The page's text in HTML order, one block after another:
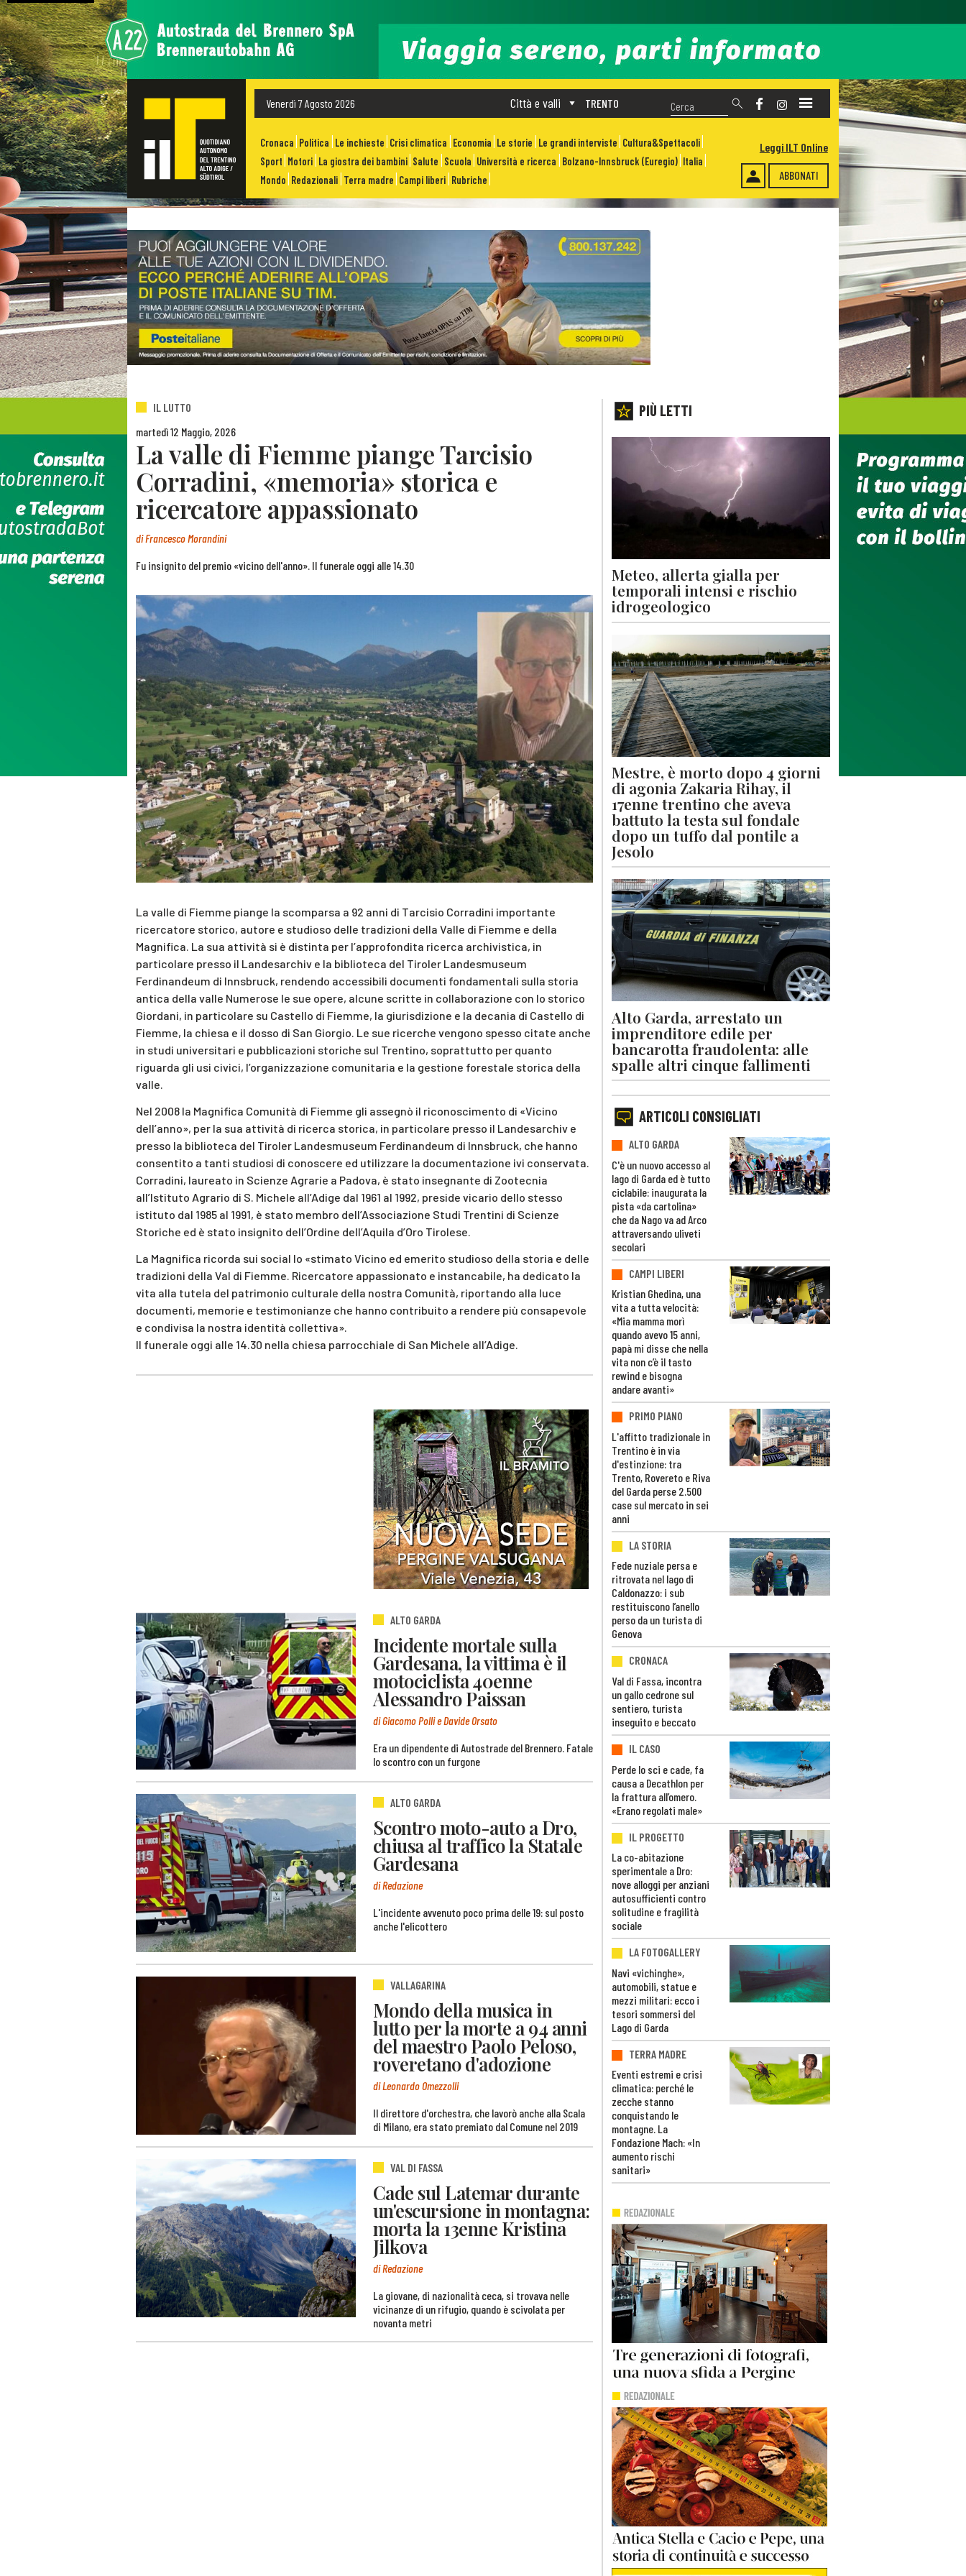
Venerdì 7 Agosto 2026 TRENTO
Città e valli
Cronaca Politica Le inchieste Crisi climatica Economia Le storie Le grandi interviste Cultura&Spettacoli
Sport Motori La giostra dei bambini Salute Scuola Università e ricerca Bolzano-Innsbruck (Euregio) Italia
Mondo Redazionali Terra madre Campi liberi Rubriche ABBONATI
Leggi ILT Online
IL LUTTO
martedì 12 Maggio, 2026
La valle di Fiemme piange Tarcisio
Corradini, «memoria» storica e
ricercatore appassionato
diFrancesco Morandini
Fu insignito del premio «vicino dell'anno». Il funerale oggi alle 14.30
La valle di Fiemme piange la scomparsa a 92 anni di Tarcisio Corradini importante
ricercatore storico, autore e studioso delle tradizioni della Valle di Fiemme e della
Magnifica. La sua attività si è distinta per l’approfondita ricerca archivistica, in
particolare presso il Landesarchiv e la biblioteca del Tiroler Landesmuseum
Ferdinandeum di Innsbruck, rendendo accessibili documenti fondamentali sulla storia
antica della valle Numerose le sue opere, alcune scritte in collaborazione con lo storico
Giordani, in particolare su Castello di Fiemme, la giurisdizione e la decania di Castello di
Fiemme, la chiesa e il dosso di San Giorgio. Le sue ricerche vengono spesso citate anche
in studi universitari e pubblicazioni storiche sul Trentino, soprattutto per quanto
riguarda gli usi civici, l’organizzazione comunitaria e la gestione forestale storica della
valle.
Nel 2008 la Magnifica Comunità di Fiemme gli assegnò il riconoscimento di «Vicino
dell’anno», per la sua attività di ricerca storica, in particolare presso il Landesarchiv e
presso la biblioteca del Tiroler Landesmuseum Ferdinandeum di Innsbruck, che hanno
consentito a tanti studiosi di conoscere ed utilizzare la documentazione ivi conservata.
Corradini, laureato in Scienze Agrarie a Padova, è stato insegnante di Zootecnia
all’Istituto Agrario di S. Michele all’Adige dal 1961 al 1992, preside vicario dello stesso
istituto dal 1985 al 1991, è stato membro dell’Associazione Studi Trentini di Scienze
Storiche ed è stato insignito dell’Ordine dell’Aquila d’Oro Tirolese.
La Magnifica ricorda sui social lo «stimato Vicino ed emerito studioso della storia e delle
tradizioni della Val di Fiemme. Ricercatore appassionato e instancabile, ha dedicato la
vita alla tutela del patrimonio culturale della nostra Comunità, riportando alla luce
documenti, memorie e testimonianze che hanno contribuito a rendere più consapevole
e condivisa la nostra identità collettiva».
Il funerale oggi alle 14.30 nella chiesa parrocchiale di San Michele all’Adige.
ALTO GARDA
Incidente mortale sulla
Gardesana, la vittima è il
motociclista 40enne
Alessandro Paissan
di Giacomo Polli e Davide Orsato
Era un dipendente di Autostrade del Brennero. Fatale
lo scontro con un furgone
ALTO GARDA
Scontro moto-auto a Dro,
chiusa al traffico la Statale
Gardesana
di Redazione
L'incidente avvenuto poco prima delle 19: sul posto
anche l'elicottero
VALLAGARINA
Mondo della musica in
lutto per la morte a 94 anni
del maestro Paolo Peloso,
roveretano d'adozione
di Leonardo Omezzolli
Il direttore d'orchestra, che lavorò anche alla Scala
di Milano, era stato premiato dal Comune nel 2019
VAL DI FASSA
Cade sul Latemar durante
un'escursione in montagna:
morta la 13enne Kristina
Jilkova
di Redazione
La giovane, di nazionalità ceca, si trovava nelle
vicinanze di un rifugio, quando è scivolata per
novanta metri
PIÙ LETTI
Meteo, allerta gialla per
temporali intensi e rischio
idrogeologico
Mestre, è morto dopo 4 giorni
di agonia Zakaria Rihay, il
17enne trentino che aveva
battuto la testa sul fondale
dopo un tuffo dal pontile a
Jesolo
Alto Garda, arrestato un
imprenditore edile per
bancarotta fraudolenta: alle
spalle altri cinque fallimenti
ARTICOLI CONSIGLIATI
ALTO GARDA
C'è un nuovo accesso al
lago di Garda ed è tutto
ciclabile: inaugurata la
pista «da cartolina»
che da Nago va ad Arco
attraversando uliveti
secolari
CAMPI LIBERI
Kristian Ghedina, una
vita a tutta velocità:
«Mia mamma morì
quando avevo 15 anni,
papà mi disse che nella
vita non c’è il tasto
rewind e bisogna
andare avanti»
PRIMO PIANO
L'affitto tradizionale in
Trentino è in via
d'estinzione: tra
Trento, Rovereto e Riva
del Garda perse 2.500
case sul mercato in sei
anni
LA STORIA
Fede nuziale persa e
ritrovata nel lago di
Caldonazzo: i sub
restituiscono l’anello
perso da un turista di
Genova
CRONACA
Val di Fassa, incontra
un gallo cedrone sul
sentiero, turista
inseguito e beccato
IL CASO
Perde lo sci e cade, fa
causa a Decathlon per
la frattura all’omero.
«Erano regolati male»
IL PROGETTO
La co-abitazione
sperimentale a Dro:
nove alloggi per anziani
autosufficienti contro
solitudine e fragilità
sociale
LA FOTOGALLERY
Navi «vichinghe»,
automobili, statue e
mezzi militari: ecco i
tesori sommersi del
Lago di Garda
TERRA MADRE
Eventi estremi e crisi
climatica: perché le
zecche stanno
conquistando le
montagne. La
Fondazione Mach: «In
aumento rischi
sanitari»